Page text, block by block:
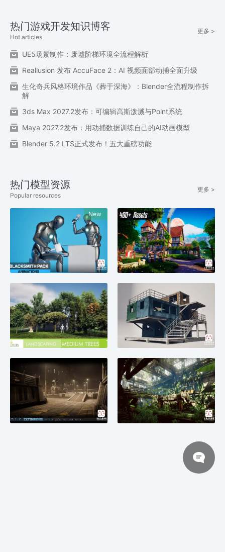
热门游戏开发知识博客
Hot articles
更多 >
UE5场景制作：废墟阶梯环境全流程解析
Reallusion 发布 AccuFace 2：AI 视频面部动捕全面升级
生化奇兵风格环境作品《葬于深海》：Blender全流程制作拆
解
3ds Max 2027.2发布：可编辑高斯泼溅与Point系统
Maya 2027.2发布：用动捕数据训练自己的AI动画模型
Blender 5.2 LTS正式发布！五大重磅功能
热门模型资源
Popular resources
更多 >